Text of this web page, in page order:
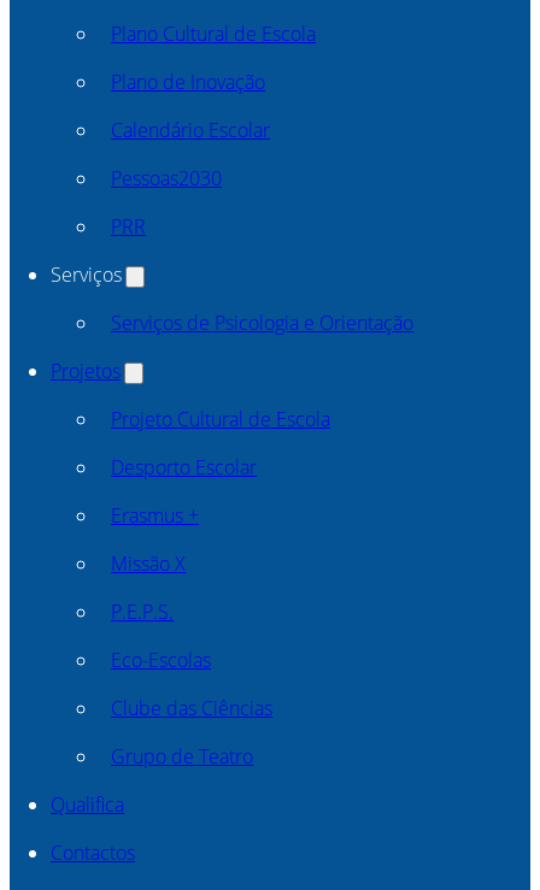
Plano Cultural de Escola
Plano de Inovação
Calendário Escolar
Pessoas2030
PRR
Serviços
Serviços de Psicologia e Orientação
Projetos
Projeto Cultural de Escola
Desporto Escolar
Erasmus +
Missão X
P.E.P.S.
Eco-Escolas
Clube das Ciências
Grupo de Teatro
Qualifica
Contactos